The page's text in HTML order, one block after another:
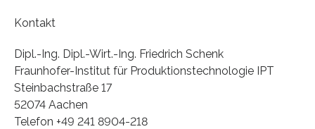
Kontakt
Dipl.-Ing. Dipl.-Wirt.-Ing. Friedrich Schenk
Fraunhofer-Institut für Produktionstechnologie IPT
Steinbachstraße 17
52074 Aachen
Telefon +49 241 8904-218